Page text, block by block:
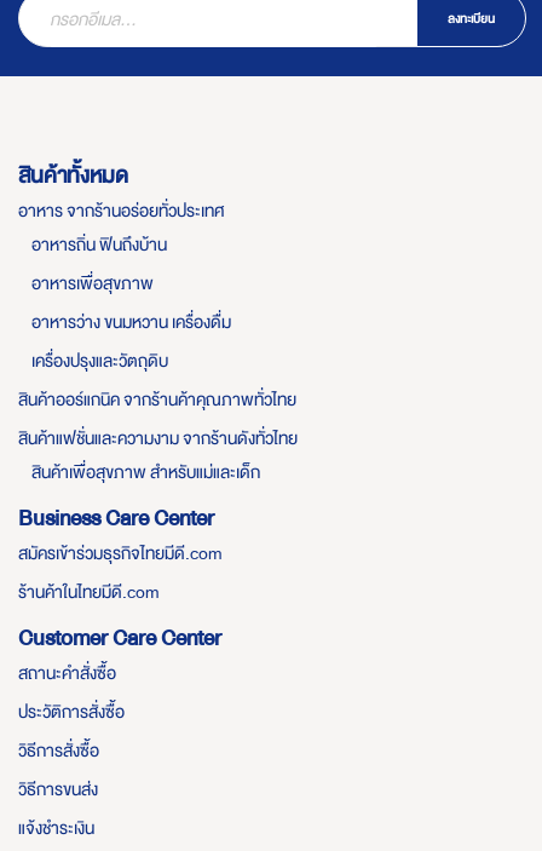
ลงทะเบียน
สินค้าทั้งหมด
อาหาร จากร้านอร่อยทั่วประเทศ
อาหารถิ่น ฟินถึงบ้าน
อาหารเพื่อสุขภาพ
อาหารว่าง ขนมหวาน เครื่องดื่ม
เครื่องปรุงและวัตถุดิบ
สินค้าออร์แกนิค จากร้านค้าคุณภาพทั่วไทย
สินค้าแฟชั่นและความงาม จากร้านดังทั่วไทย
สินค้าเพื่อสุขภาพ สำหรับแม่และเด็ก
Business Care Center
สมัครเข้าร่วมธุรกิจไทยมีดี.com
ร้านค้าในไทยมีดี.com
Customer Care Center
สถานะคำสั่งซื้อ
ประวัติการสั่งซื้อ
วิธีการสั่งซื้อ
วิธีการขนส่ง
แจ้งชำระเงิน